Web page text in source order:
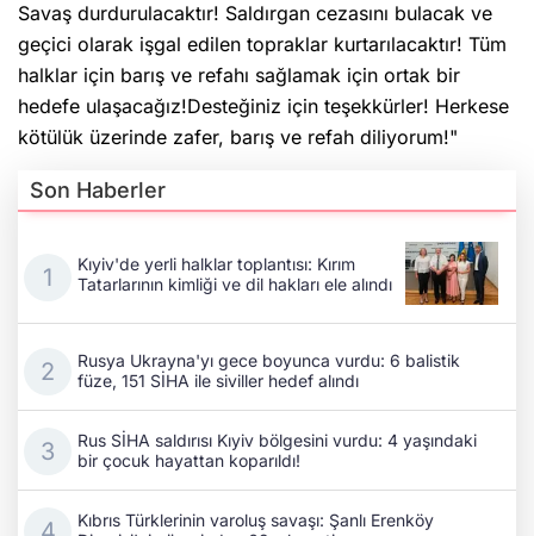
Savaş durdurulacaktır! Saldırgan cezasını bulacak ve
geçici olarak işgal edilen topraklar kurtarılacaktır! Tüm
halklar için barış ve refahı sağlamak için ortak bir
hedefe ulaşacağız!Desteğiniz için teşekkürler! Herkese
kötülük üzerinde zafer, barış ve refah diliyorum!"
Son Haberler
Kıyiv'de yerli halklar toplantısı: Kırım
Tatarlarının kimliği ve dil hakları ele alındı
Rusya Ukrayna'yı gece boyunca vurdu: 6 balistik
füze, 151 SİHA ile siviller hedef alındı
Rus SİHA saldırısı Kıyiv bölgesini vurdu: 4 yaşındaki
bir çocuk hayattan koparıldı!
Kıbrıs Türklerinin varoluş savaşı: Şanlı Erenköy